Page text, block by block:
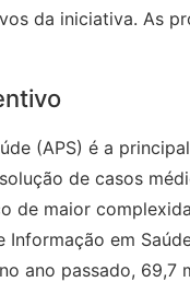
da iniciativa. As
(APS) é a
de casos
de maior
em
ano passado, 69,7